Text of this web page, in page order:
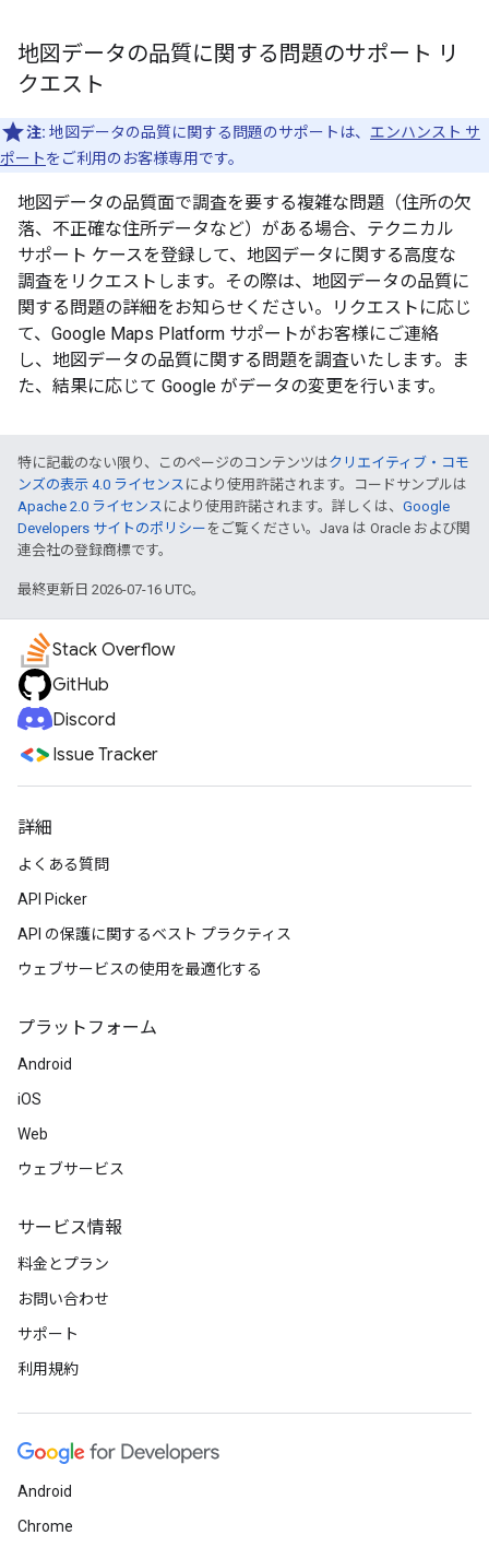
地図データの品質に関する問題のサポート リ
クエスト
注: 地図データの品質に関する問題のサポートは、 エンハンスト サ
ポートをご利用のお客様専用です。
地図データの品質面で調査を要する複雑な問題（住所の欠
落、不正確な住所データなど）がある場合、テクニカル
サポート ケースを登録して、地図データに関する高度な
調査をリクエストします。その際は、地図データの品質に
関する問題の詳細をお知らせください。リクエストに応じ
て、Google Maps Platform サポートがお客様にご連絡
し、地図データの品質に関する問題を調査いたします。ま
た、結果に応じて Google がデータの変更を行います。
特に記載のない限り、このページのコンテンツはクリエイティブ・コモ
ンズの表示 4.0 ライセンス により使用許諾されます。コードサンプルは
Apache 2.0 ライセンス により使用許諾されます。詳しくは、 Google
Developers サイトのポリシー をご覧ください。Java は Oracle および関
連会社の登録商標です。
最終更新日 2026-07-16 UTC。
Stack Overflow
GitHub
Discord
Issue Tracker
詳細
よくある質問
API Picker
API の保護に関するベスト プラクティス
ウェブサービスの使用を最適化する
プラットフォーム
Android
iOS
Web
ウェブサービス
サービス情報
料金とプラン
お問い合わせ
サポート
利用規約
Android
Chrome